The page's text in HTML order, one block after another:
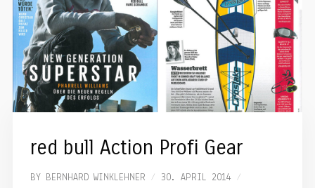
red bull Action Profi Gear
BY BERNHARD WINKLEHNER
30. APRIL 2014